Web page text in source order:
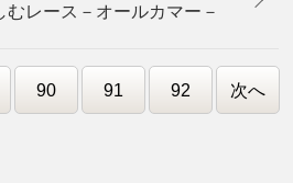
レース－オールカマー－
90 91 92 次へ